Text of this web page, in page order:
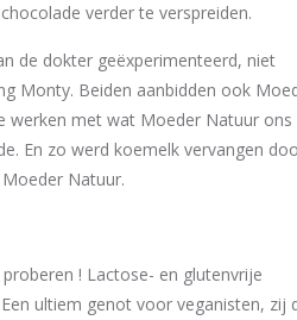
verder te verspreiden.
de dokter geëxperimenteerd, niet
Monty. Beiden aanbidden ook
werken met wat Moeder Natuur ons
En zo werd koemelk vervangen
Natuur.
! Lactose- en glutenvrije
ultiem genot voor veganisten, zij